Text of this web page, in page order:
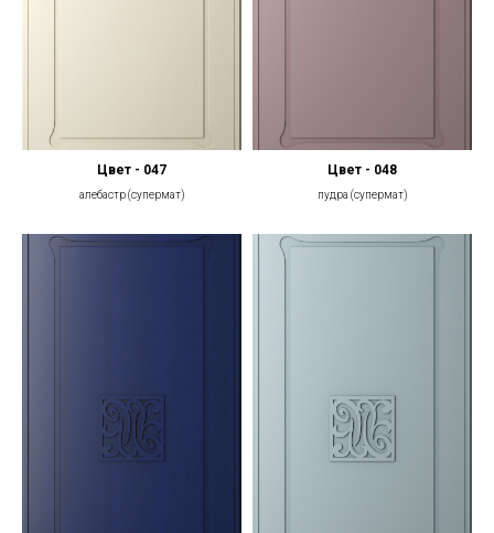
Цвет - 047
алебастр (супермат)
Цвет - 048
пудра (супермат)